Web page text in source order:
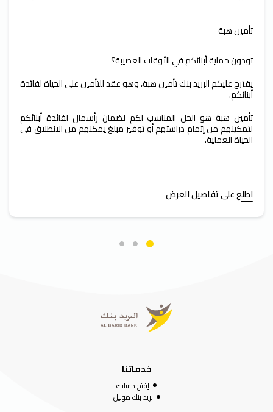
تأمين هبة
تودون حماية أبنائكم في الأوقات العصيبة؟
يقترح عليكم البريد بنك تأمين هبة، وهو عقد للتأمين على الحياة لفائدة
أبنائكم.
تأمين هبة هو الحل المناسب لكم لضمان رأسمال لفائدة أبنائكم
لتمكينهم من إتمام دراستهم أو توفير مبلغ يمكنهم من الانطلاق في
الحياة العملية.
اطلع على تفاصيل العرض
خدماتنا
إفتح حسابك
بريد بنك موبيل